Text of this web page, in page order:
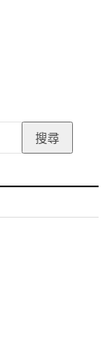
搜
尋
鍵
搜尋